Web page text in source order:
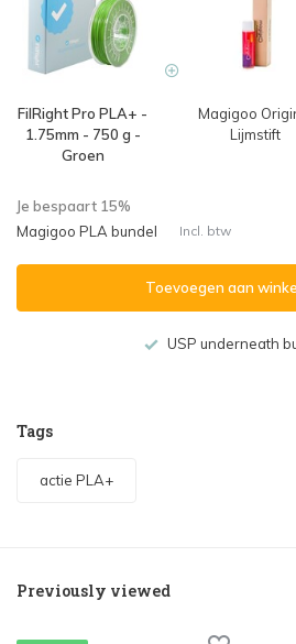
FilRight Pro PLA+ -
1.75mm - 750 g -
Groen
Magigoo
Lijmstift
Je bespaart 15%
Magigoo PLA bundel Incl. btw
Toevoegen aan
USP underneath
Tags
actie PLA+
Previously viewed